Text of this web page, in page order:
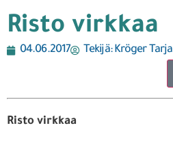
Risto virkkaa
04.06.2017 Tekijä:Kröger Tarja
Risto virkkaa